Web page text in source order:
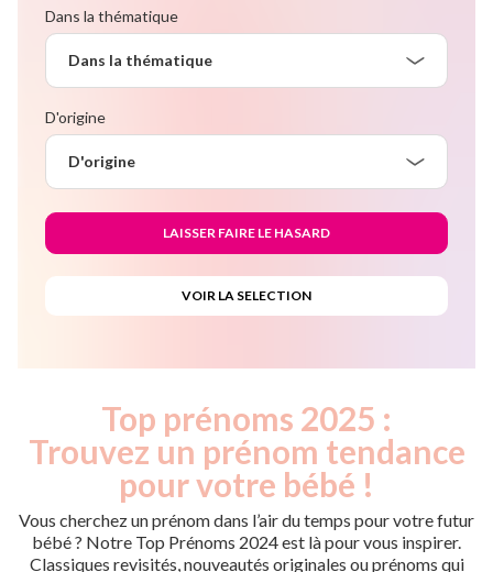
Dans la thématique
Dans la thématique
D'origine
D'origine
Top prénoms 2025 :
Trouvez un prénom tendance
pour votre bébé !
Vous cherchez un prénom dans l’air du temps pour votre futur
bébé ? Notre Top Prénoms 2024 est là pour vous inspirer.
Classiques revisités, nouveautés originales ou prénoms qui